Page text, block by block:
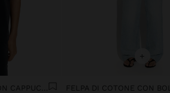
+
FELPA DI COTONE CON